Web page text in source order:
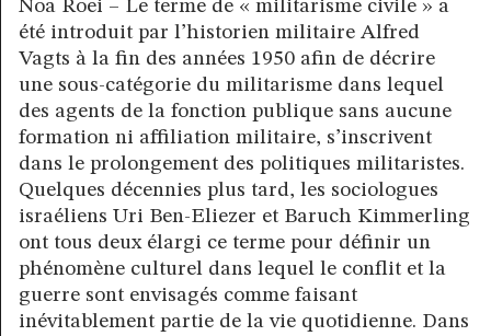
Noa Roei – Le terme de « militarisme civile » a
été introduit par l’historien militaire Alfred
Vagts à la fin des années 1950 afin de décrire
une sous-catégorie du militarisme dans lequel
des agents de la fonction publique sans aucune
formation ni affiliation militaire, s’inscrivent
dans le prolongement des politiques militaristes.
Quelques décennies plus tard, les sociologues
israéliens Uri Ben-Eliezer et Baruch Kimmerling
ont tous deux élargi ce terme pour définir un
phénomène culturel dans lequel le conflit et la
guerre sont envisagés comme faisant
inévitablement partie de la vie quotidienne. Dans